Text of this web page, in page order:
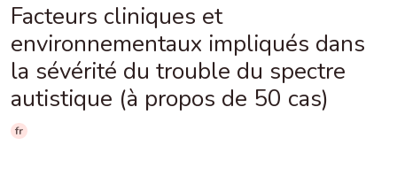
Facteurs cliniques et
environnementaux impliqués dans
la sévérité du trouble du spectre
autistique (à propos de 50 cas)
fr